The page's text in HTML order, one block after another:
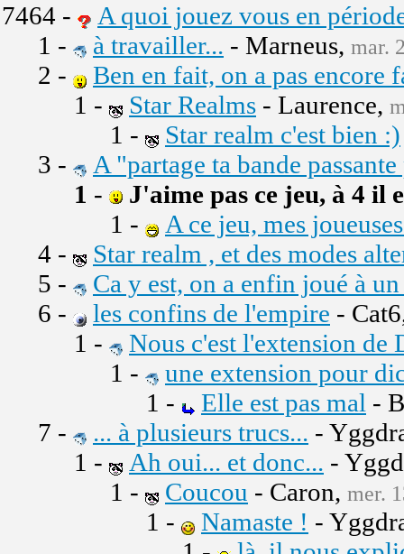
7464 -
A quoi jouez vous en
1 -
à travailler... - Marneus, mar.
2 -
Ben en fait, on a pas encore
1 -
Star Realms - Laurence,
1 - Star realm c'est bien :)
3 -
A "partage ta bande
1 -
J'aime pas ce jeu, à 4 il
1 -
A ce jeu, mes
4 -
Star realm , et des modes
5 -
Ca y est, on a enfin joué à
6 -
les confins de l'empire -
1 -
Nous c'est l'extension de
1 -
une extension pour
1 -
Elle est pas mal -
7 -
... à plusieurs trucs... -
1 -
Ah oui... et donc... -
1 -
Coucou - Caron, mer.
1 - Namaste ! -